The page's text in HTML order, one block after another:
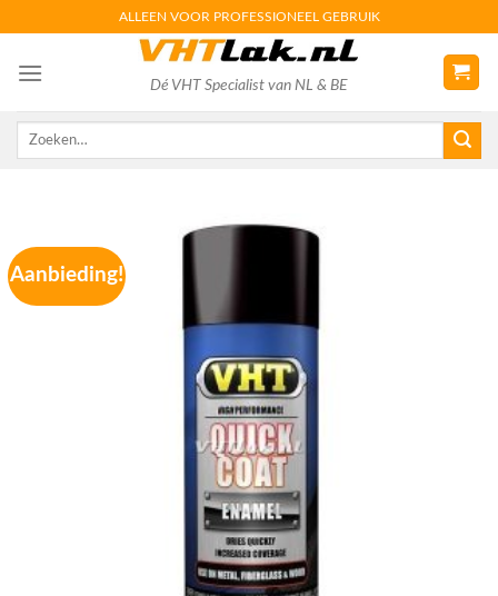
content
ALLEEN VOOR PROFESSIONEEL GEBRUIK
Dé VHT Specialist van NL & BE
Zoeken
Aanbieding!